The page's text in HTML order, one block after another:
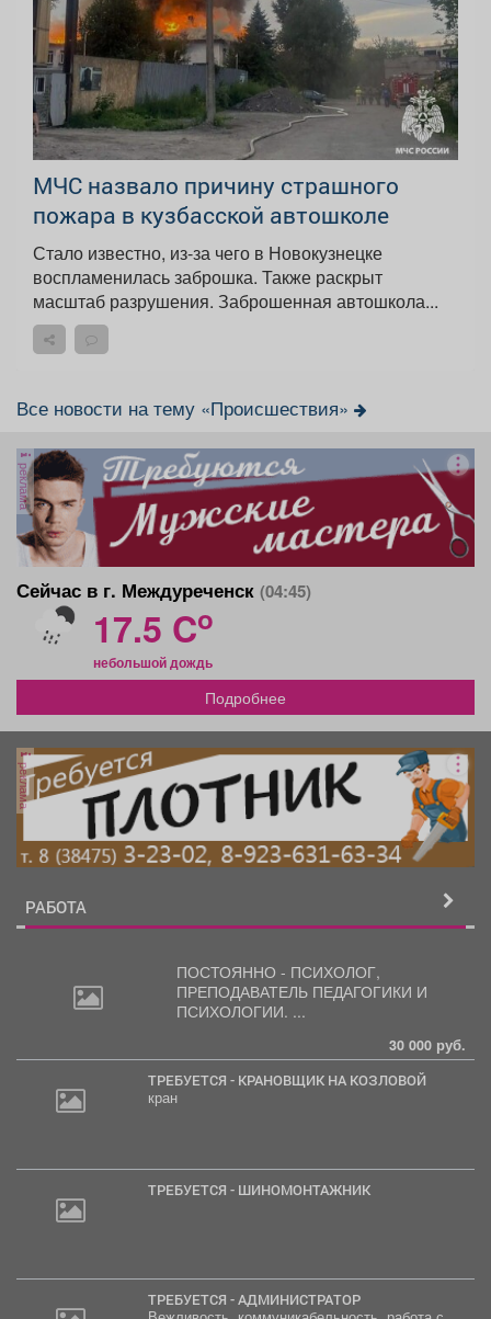
МЧС назвало причину страшного
пожара в кузбасской автошколе
Стало известно, из-за чего в Новокузнецке
воспламенилась заброшка. Также раскрыт
масштаб разрушения. Заброшенная автошкола...
Все новости на тему «Происшествия»
реклама
Сейчас в г. Междуреченск (04:45)
17.5 Co
небольшой дождь
Подробнее
реклама
РАБОТА
ПОСТОЯННО - ПСИХОЛОГ,
ПРЕПОДАВАТЕЛЬ ПЕДАГОГИКИ И
ПСИХОЛОГИИ. ...
30 000 руб.
ТРЕБУЕТСЯ - КРАНОВЩИК НА КОЗЛОВОЙ
кран
ТРЕБУЕТСЯ - ШИНОМОНТАЖНИК
ТРЕБУЕТСЯ - АДМИНИСТРАТОР